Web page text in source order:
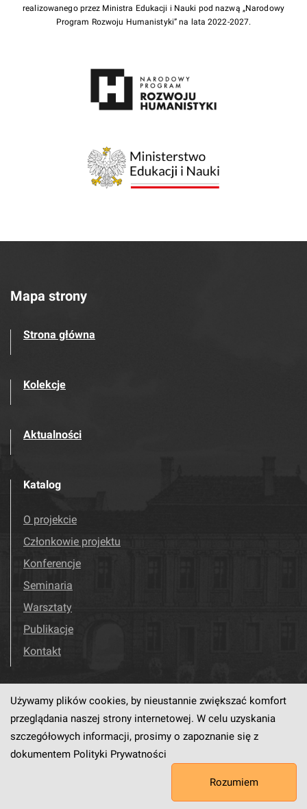
realizowanego przez Ministra Edukacji i Nauki pod nazwą „Narodowy
Program Rozwoju Humanistyki” na lata 2022-2027.
Mapa strony
Strona główna
Kolekcje
Aktualności
Katalog
O projekcie
Członkowie projektu
Konferencje
Seminaria
Warsztaty
Publikacje
Kontakt
Odwiedź nas! Facebook
Używamy plików cookies, by nieustannie zwiększać komfort
przeglądania naszej strony internetowej. W celu uzyskania
szczegółowych informacji, prosimy o zapoznanie się z
dokumentem Polityki Prywatności
Rozumiem